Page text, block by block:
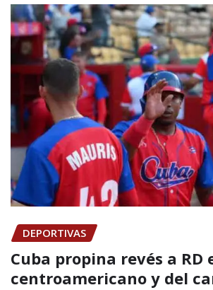
DEPORTIVAS
Cuba propina revés a RD
centroamericano y del